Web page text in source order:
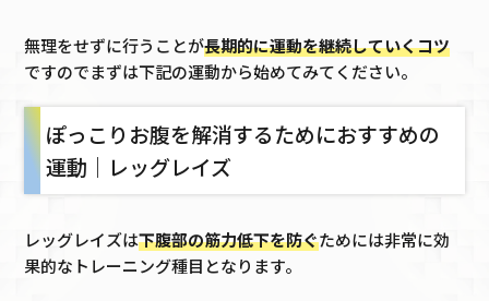
無理をせずに行うことが長期的に運動を継続していくコツ
ですのでまずは下記の運動から始めてみてください。
ぽっこりお腹を解消するためにおすすめの
運動｜レッグレイズ
レッグレイズは下腹部の筋力低下を防ぐためには非常に効
果的なトレーニング種目となります。